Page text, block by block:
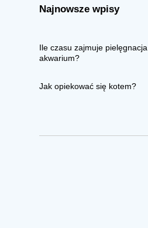
Najnowsze wpisy
Ile czasu zajmuje pielęgnacja
akwarium?
Jak opiekować się kotem?